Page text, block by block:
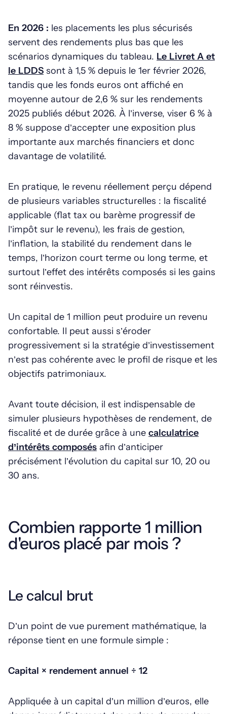
En 2026 : les placements les plus sécurisés
servent des rendements plus bas que les
scénarios dynamiques du tableau. Le Livret A et
le LDDS sont à 1,5 % depuis le 1er février 2026,
tandis que les fonds euros ont affiché en
moyenne autour de 2,6 % sur les rendements
2025 publiés début 2026. À l’inverse, viser 6 % à
8 % suppose d’accepter une exposition plus
importante aux marchés financiers et donc
davantage de volatilité.
En pratique, le revenu réellement perçu dépend
de plusieurs variables structurelles : la fiscalité
applicable (flat tax ou barème progressif de
l’impôt sur le revenu), les frais de gestion,
l’inflation, la stabilité du rendement dans le
temps, l’horizon court terme ou long terme, et
surtout l’effet des intérêts composés si les gains
sont réinvestis.
Un capital de 1 million peut produire un revenu
confortable. Il peut aussi s’éroder
progressivement si la stratégie d’investissement
n’est pas cohérente avec le profil de risque et les
objectifs patrimoniaux.
Avant toute décision, il est indispensable de
simuler plusieurs hypothèses de rendement, de
fiscalité et de durée grâce à une calculatrice
d’intérêts composés afin d’anticiper
précisément l’évolution du capital sur 10, 20 ou
30 ans.
Combien rapporte 1 million
d'euros placé par mois ?
Le calcul brut
D’un point de vue purement mathématique, la
réponse tient en une formule simple :
Capital × rendement annuel ÷ 12
Appliquée à un capital d’un million d’euros, elle